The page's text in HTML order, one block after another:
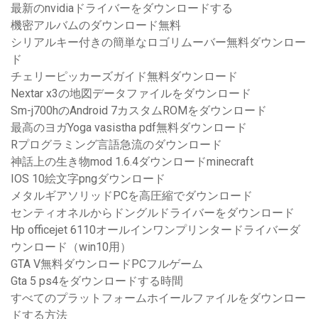
最新のnvidiaドライバーをダウンロードする
機密アルバムのダウンロード無料
シリアルキー付きの簡単なロゴリムーバー無料ダウンロー
ド
チェリーピッカーズガイド無料ダウンロード
Nextar x3の地図データファイルをダウンロード
Sm-j700hのAndroid 7カスタムROMをダウンロード
最高のヨガYoga vasistha pdf無料ダウンロード
Rプログラミング言語急流のダウンロード
神話上の生き物mod 1.6.4ダウンロードminecraft
IOS 10絵文字pngダウンロード
メタルギアソリッドPCを高圧縮でダウンロード
センティオネルからドングルドライバーをダウンロード
Hp officejet 6110オールインワンプリンタードライバーダ
ウンロード（win10用）
GTA V無料ダウンロードPCフルゲーム
Gta 5 ps4をダウンロードする時間
すべてのプラットフォームホイールファイルをダウンロー
ドする方法